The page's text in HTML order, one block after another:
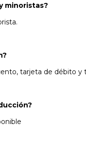
minoristas?
tarjeta de débito